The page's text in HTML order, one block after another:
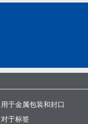
用于金属包装和封口
对于标签